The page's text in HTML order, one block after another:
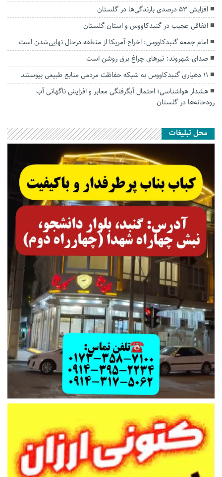
افزایش ۵۳ درصدی بارندگی‌ها در گلستان
اتفاقی عجیب در‌ گنبدکاووس و استان گلستان
امام جمعه گنبدکاووس: اخراج آمریکا از منطقه درحال نهایی‌شدن است
صدای شهروند: تیرهای چراغ برق روشن است
۱۱ دهیاری گنبدکاووس به شبکه حفاظت مردمی منابع طبیعی پیوستند
هشدار هواشناسی؛ احتمال آبگرفتگی معابر و افزایش ناگهانی آب
رودخانه‌ها در گلستان
محل تبلیغات